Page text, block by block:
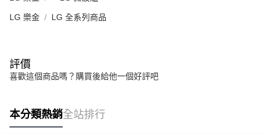
LG 樂金 LG 全系列商品
評價
喜歡這個商品嗎？購買後給他一個好評吧
本分類熱銷全站排行